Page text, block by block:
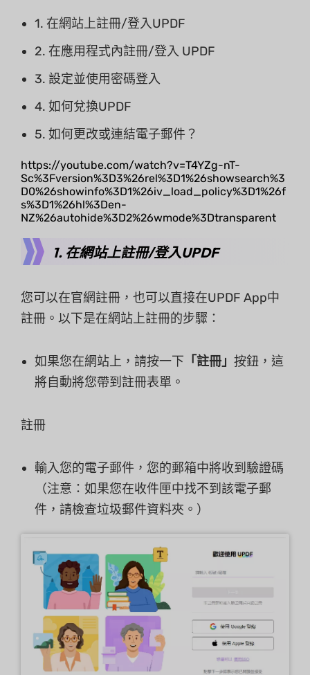
1. 在網站上註冊/登入UPDF
2. 在應用程式內註冊/登入 UPDF
3. 設定並使用密碼登入
4. 如何兌換UPDF
5. 如何更改或連結電子郵件？
https://youtube.com/watch?v=T4YZg-nT-
Sc%3Fversion%3D3%26rel%3D1%26showsearch%3
D0%26showinfo%3D1%26iv_load_policy%3D1%26f
s%3D1%26hl%3Den-
NZ%26autohide%3D2%26wmode%3Dtransparent
1. 在網站上註冊/登入UPDF
您可以在官網註冊，也可以直接在UPDF App中
註冊。以下是在網站上註冊的步驟：
如果您在網站上，請按一下 「註冊」 按鈕，這
將自動將您帶到註冊表單。
註冊
輸入您的電子郵件，您的郵箱中將收到驗證碼
（注意：如果您在收件匣中找不到該電子郵
件，請檢查垃圾郵件資料夾。）